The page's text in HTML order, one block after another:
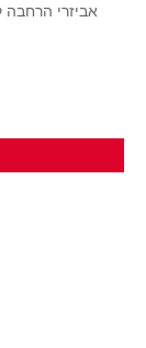
אביזרי